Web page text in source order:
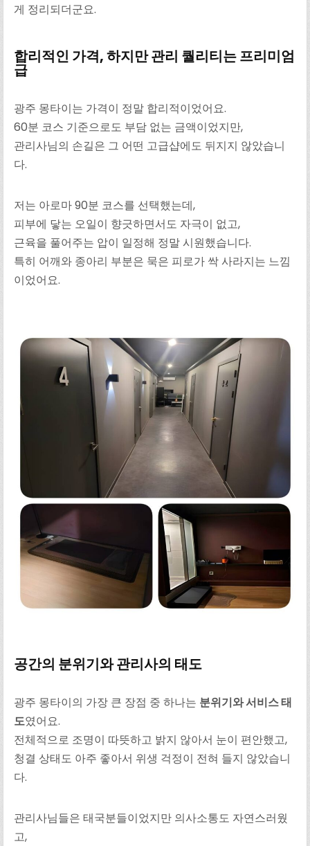
게 정리되더군요.
합리적인 가격, 하지만 관리 퀄리티는 프리미엄
급
광주 몽타이는 가격이 정말 합리적이었어요.
60분 코스 기준으로도 부담 없는 금액이었지만,
관리사님의 손길은 그 어떤 고급샵에도 뒤지지 않았습니
다.
저는 아로마 90분 코스를 선택했는데,
피부에 닿는 오일이 향긋하면서도 자극이 없고,
근육을 풀어주는 압이 일정해 정말 시원했습니다.
특히 어깨와 종아리 부분은 묵은 피로가 싹 사라지는 느낌
이었어요.
공간의 분위기와 관리사의 태도
광주 몽타이의 가장 큰 장점 중 하나는 분위기와 서비스 태
도였어요.
전체적으로 조명이 따뜻하고 밝지 않아서 눈이 편안했고,
청결 상태도 아주 좋아서 위생 걱정이 전혀 들지 않았습니
다.
관리사님들은 태국분들이었지만 의사소통도 자연스러웠
고,